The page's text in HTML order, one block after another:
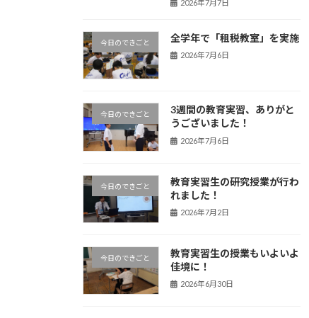
2026年7月7日
今日のできごと 全学年で「租税教室」を実施
2026年7月6日
今日のできごと
3週間の教育実習、ありがと
うございました！
2026年7月6日
今日のできごと
教育実習生の研究授業が行わ
れました！
2026年7月2日
今日のできごと
教育実習生の授業もいよいよ
佳境に！
2026年6月30日